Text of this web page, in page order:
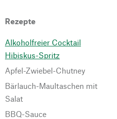
Rezepte
Alkoholfreier Cocktail
Hibiskus-Spritz
Apfel-Zwiebel-Chutney
Bärlauch-Maultaschen mit
Salat
BBQ-Sauce